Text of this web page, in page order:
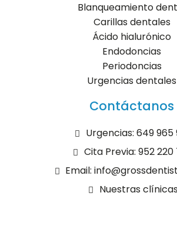
Blanqueamiento
Carillas dentales
Ácido hialurónico
Endodoncias
Periodoncias
Urgencias dentales
Contáctanos
Urgencias: 649 965
Cita Previa: 952 220
Email:
Nuestras clínicas